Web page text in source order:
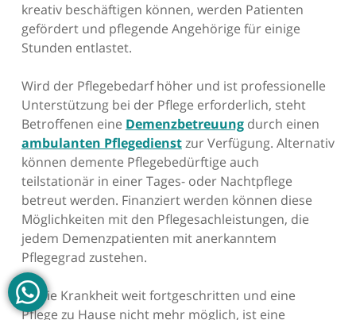
kreativ beschäftigen können, werden Patienten
gefördert und pflegende Angehörige für einige
Stunden entlastet.
Wird der Pflegebedarf höher und ist professionelle
Unterstützung bei der Pflege erforderlich, steht
Betroffenen eine Demenzbetreuungdurch einen
ambulanten Pflegedienstzur Verfügung. Alternativ
können demente Pflegebedürftige auch
teilstationär in einer Tages- oder Nachtpflege
betreut werden. Finanziert werden können diese
Möglichkeiten mit den Pflegesachleistungen, die
jedem Demenzpatienten mit anerkanntem
Pflegegrad zustehen.
Ist die Krankheit weit fortgeschritten und eine
Pflege zu Hause nicht mehr möglich, ist eine